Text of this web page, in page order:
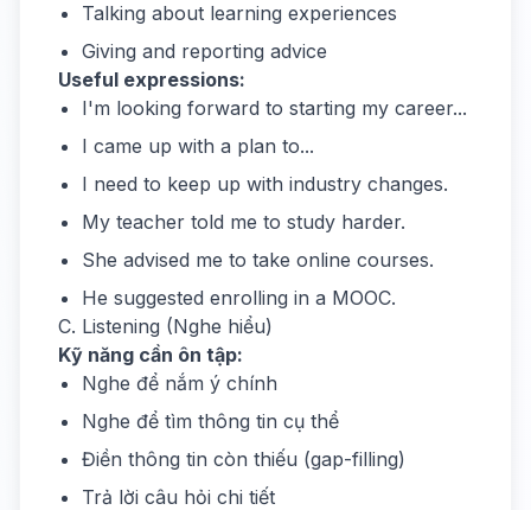
Talking about learning experiences
Giving and reporting advice
Useful expressions:
I'm looking forward to starting my career...
I came up with a plan to...
I need to keep up with industry changes.
My teacher told me to study harder.
She advised me to take online courses.
He suggested enrolling in a MOOC.
C. Listening (Nghe hiểu)
Kỹ năng cần ôn tập:
Nghe để nắm ý chính
Nghe để tìm thông tin cụ thể
Điền thông tin còn thiếu (gap-filling)
Trả lời câu hỏi chi tiết